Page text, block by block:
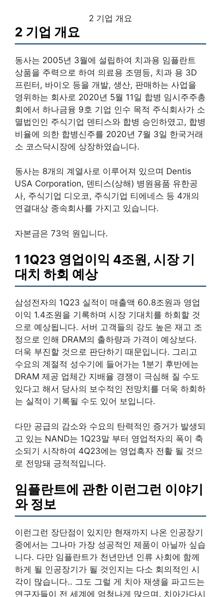
2 기업 개요
2 기업 개요
동사는 2005년 3월에 설립하여 치과용 임플란트
상품을 주력으로 하여 의료용 조명등, 치과 용 3D
프린터, 바이오 등을 개발, 생산, 판매하는 사업을
영위하는 회사로 2020년 5월 11일 합병 임시주주총
회에서 하나금융 9호 기업 인수 목적 주식회사가 소
멸법인인 주식기업 덴티스와 합병 승인하였고, 합병
비율에 의한 합병신주를 2020년 7월 3일 한국거래
소 코스닥시장에 상장하였습니다.
동사는 8개의 계열사로 이루어져 있으며 Dentis
USA Corporation, 덴티스(상해) 병원용품 유한공
사, 주식기업 디오코, 주식기업 티에네스 등 4개의
연결대상 종속회사를 가지고 있습니다.
자본금은 73억 원입니다.
1 1Q23 영업이익 4조원, 시장 기
대치 하회 예상
삼성전자의 1Q23 실적이 매출액 60.8조원과 영업
이익 1.4조원을 기록하며 시장 기대치를 하회할 것
으로 예상됩니다. 서버 고객들의 강도 높은 재고 조
정으로 인해 DRAM의 출하량과 가격이 예상보다.
더욱 부진할 것으로 판단하기 때문입니다. 그리고
수요의 계절적 성수기에 들어가는 1분기 후반에는
DRAM 제공 업체간 지배율 경쟁이 극심해 질 수도
있다고 해서 당사의 보수적인 전망치를 더욱 하회하
는 실적이 기록될 수도 있어 보입니다.
다만 공급의 감소와 수요의 탄력적인 증거가 발생되
고 있는 NAND는 1Q23말 부터 영업적자의 폭이 축
소되기 시작하여 4Q23에는 영업흑자 전활 될 것으
로 전망돼 긍적적입니다.
임플란트에 관한 이런그런 이야기
와 정보
이런그런 장단점이 있지만 현재까지 나온 인공장기
중에서는 그나마 가장 성공적인 제품이 아닐까 싶습
니다. 다만 임플란트가 천년만년 인류 사회에 함께
하게 될 인공장기가 될 것인지는 다소 회의적인 시
각이 많습니다.. 그도 그럴 게 치아 재생을 파고드는
연구자들이 전 세계에 엄청나게 많으며, 치아가다시